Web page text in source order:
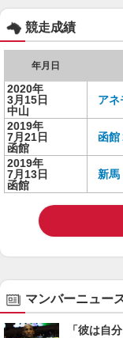
競走成績
年月日
2020年
3月15日
中山
アネ
2019年
7月21日
函館
函館
2019年
7月13日
函館
新馬
マンバーニュー
「彼は自